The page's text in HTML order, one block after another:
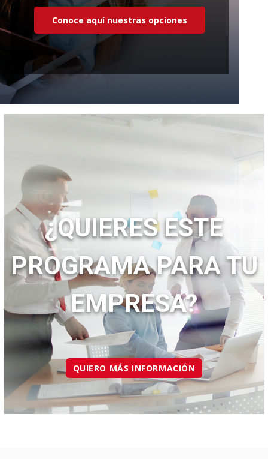
Conoce aquí nuestras opciones
¿QUIERES ESTE
PROGRAMA PARA TU
EMPRESA?
QUIERO MÁS INFORMACIÓN